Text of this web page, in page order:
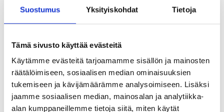
Suostumus Yksityiskohdat Tietoja
Tämä sivusto käyttää evästeitä
Käytämme evästeitä tarjoamamme sisällön ja mainosten
räätälöimiseen, sosiaalisen median ominaisuuksien
tukemiseen ja kävijämäärämme analysoimiseen. Lisäksi
jaamme sosiaalisen median, mainosalan ja analytiikka-
alan kumppaneillemme tietoja siitä, miten käytät
Carlos Idrobon retrospektiivinen näyttely, joka
esittelee viiden vuoden aikana syntynyttä
liike, erityisesti kävely, joka toimii sekä aiheena
että työskentelymenetelmänä. Näyttelyssä
nähdään teoksia ja sarjoja useissa tekniikoissa,